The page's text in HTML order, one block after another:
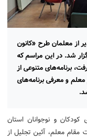
از معلمان طرح «کانون
شد. در این مراسم که
برنامه‌های متنوعی از
و معرفی برنامه‌های
و نوجوانان استان
مقام معلم، آئین تجلیل از